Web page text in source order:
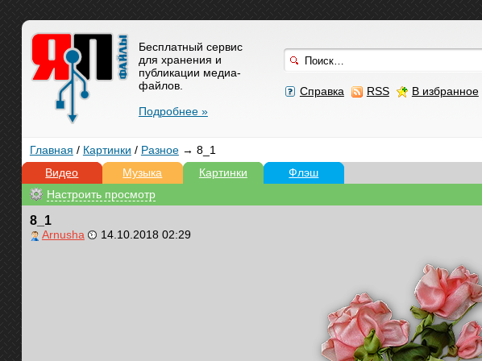
Справка RSS В избранное
Бесплатный сервис
для хранения и
публикации медиа-
файлов.
Подробнее »
Главная / Картинки / Разное→ 8_1
Видео
Музыка Картинки Флэш
Настроить просмотр
8_1
Arnusha 14.10.2018 02:29